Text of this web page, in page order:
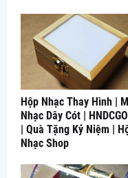
Hộp Nhạc Thay Hình |
Nhạc Dây Cót |
| Quà Tặng Kỷ Niệm |
Nhạc Shop